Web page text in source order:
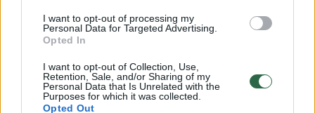
I want to opt-out of processing my
Personal Data for Targeted Advertising.
Opted In
I want to opt-out of Collection, Use,
Retention, Sale, and/or Sharing of my
Personal Data that Is Unrelated with the
Purposes for which it was collected.
Opted Out
Nufilmavo, kaip patvino Vilniaus Vakarinis aplinkkelis:
vaizdas pribloškia
Avarija Vilniuje: į stotelę įsirėžęs automobilis sužalojo